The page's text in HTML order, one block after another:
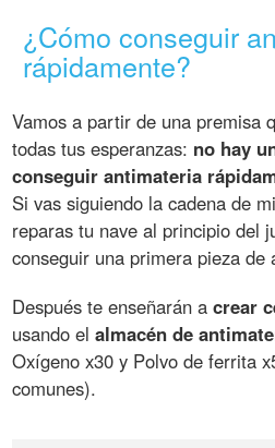
¿Cómo conseguir
rápidamente?
Vamos a partir de una premisa
todas tus esperanzas: no hay
conseguir antimateria
Si vas siguiendo la cadena de
reparas tu nave al principio del
conseguir una primera pieza de
Después te enseñarán acrear
usando elalmacén de
Oxígeno x30 y Polvo de ferrita
comunes).